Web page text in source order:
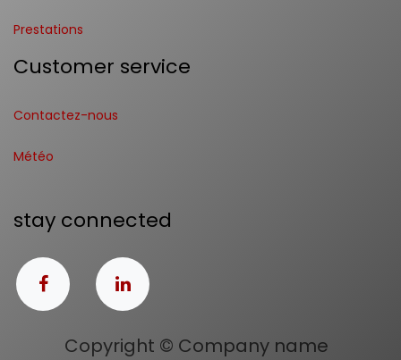
Prestations
Customer service
Contactez-nous
Météo
stay connected
Copyright © Company name